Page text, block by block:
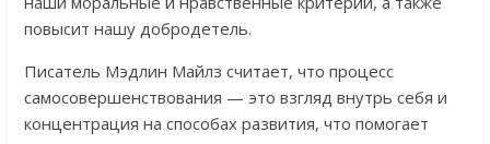
повысит нашу добродетель.
Писатель Мэдлин Майлз считает, что процесс
самосовершенствования — это взгляд внутрь себя и
концентрация на способах развития, что помогает